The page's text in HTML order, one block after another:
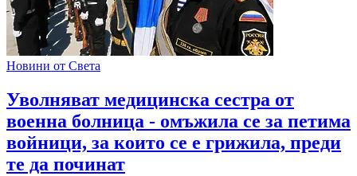
Новини от Света
Уволняват медицинска сестра от
военна болница - омъжила се за петима
войници, за които се е грижила, преди
те да починат